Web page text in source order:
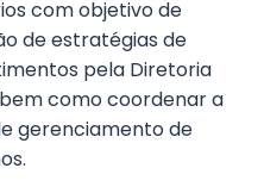
com objetivo de
de estratégias de
pela Diretoria
como coordenar a
gerenciamento de